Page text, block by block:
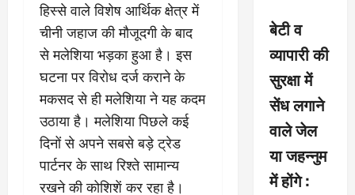
हिस्‍से वाले विशेष आर्थिक क्षेत्र में
चीनी जहाज की मौजूदगी के बाद
से मलेशिया भड़का हुआ है। इस
घटना पर विरोध दर्ज कराने के
मकसद से ही मलेशिया ने यह कदम
उठाया है। मलेशिया पिछले कई
दिनों से अपने सबसे बड़े ट्रेड
पार्टनर के साथ रिश्‍ते सामान्‍य
रखने की कोशिशें कर रहा है।
बेटी व
व्यापारी की
सुरक्षा में
सेंध लगाने
वाले जेल
या जहन्नुम
में होंगे :